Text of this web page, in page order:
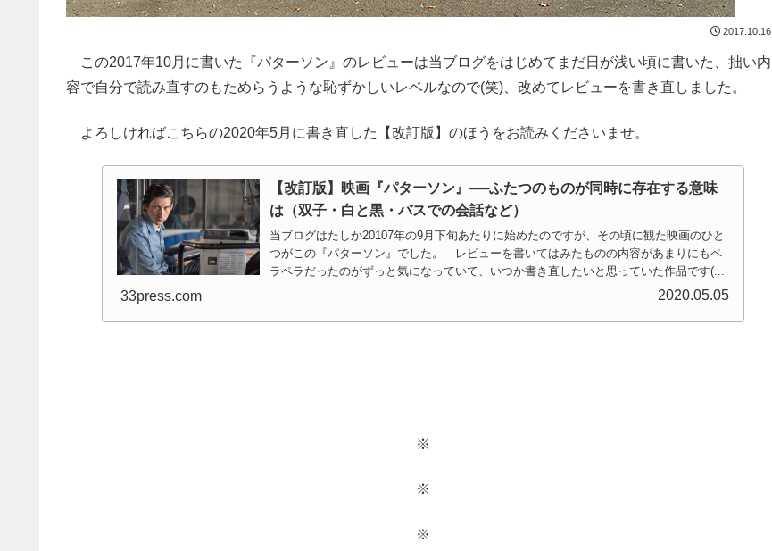
2017.10.16
この2017年10月に書いた『パターソン』のレビューは当ブログをはじめてまだ日が浅い頃に書いた、拙い内
容で自分で読み直すのもためらうような恥ずかしいレベルなので(笑)、改めてレビューを書き直しました。
よろしければこちらの2020年5月に書き直した【改訂版】のほうをお読みくださいませ。
【改訂版】映画『パターソン』──ふたつのものが同時に存在する意味
は（双子・白と黒・バスでの会話など）
当ブログはたしか20107年の9月下旬あたりに始めたのですが、その頃に観た映画のひと
つがこの『パターソン』でした。 レビューを書いてはみたものの内容があまりにもペ
ラペラだったのがずっと気になっていて、いつか書き直したいと思っていた作品です(...
33press.com 2020.05.05
※
※
※